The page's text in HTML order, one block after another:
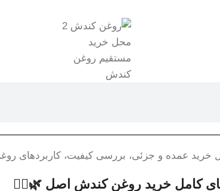
محل خرید
مستقیم روغن
کندش
عمده و جزئی، بررسی کیفیت، کاربردهای
کامل خرید روغن کندش اصل 🌿💆‍♀️